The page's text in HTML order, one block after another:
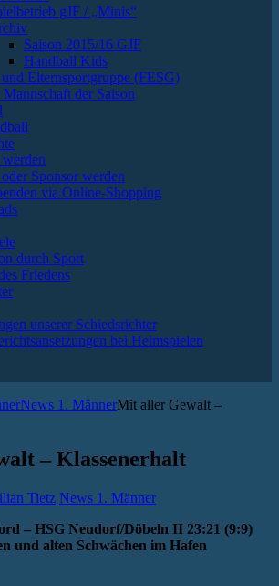
gJF / „Minis“
Saison 2015/16 GJF
Handball Kids
Elternsportgruppe (FESG)
der Saison
Sponsor werden
via Online-Shopping
durch Sport
Friedens
unserer Schiedsrichter
bei Heimspielen
News 1. MännerMit aller Gewalt –
– Klassenerhalt
Tietz News 1. Männer
– HSG Neudorf/Döbeln II 23:21 (9:9)
und alten Schwächen im Hafen